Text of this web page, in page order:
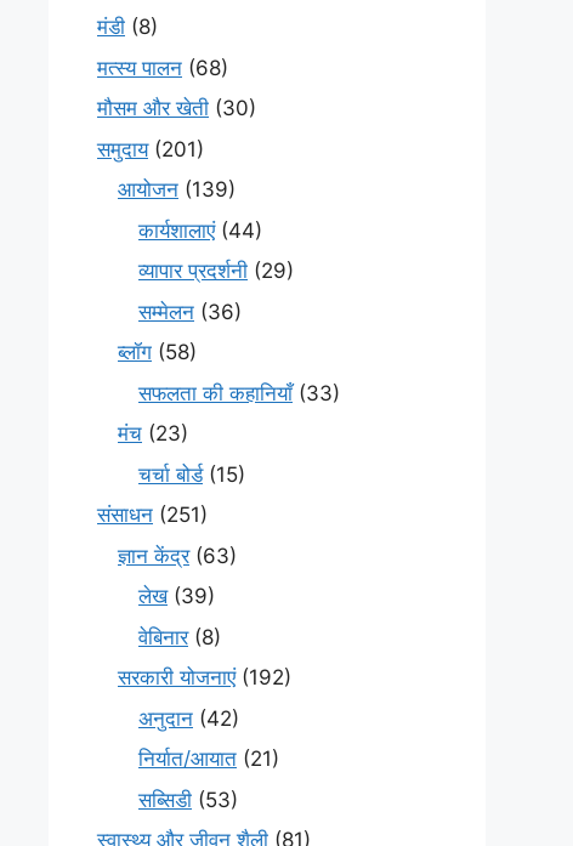
मंडी (8)
मत्स्य पालन (68)
मौसम और खेती (30)
समुदाय(201)
आयोजन (139)
कार्यशालाएं(44)
व्यापार प्रदर्शनी (29)
सम्मेलन (36)
ब्लॉग (58)
सफलता की कहानियाँ(33)
मंच (23)
चर्चा बोर्ड(15)
संसाधन (251)
ज्ञान केंद्र(63)
लेख(39)
वेबिनार(8)
सरकारी योजनाएं(192)
अनुदान (42)
निर्यात/आयात (21)
सब्सिडी (53)
स्वास्थ्य और जीवन शैली (81)